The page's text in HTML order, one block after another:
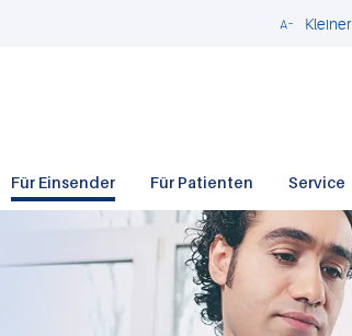
Schließen
Kleiner
Für Einsender Für Patienten Service